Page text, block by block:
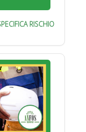
RISCHIO